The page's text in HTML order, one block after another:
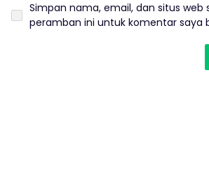
Simpan nama, email, dan situs web
peramban ini untuk komentar saya